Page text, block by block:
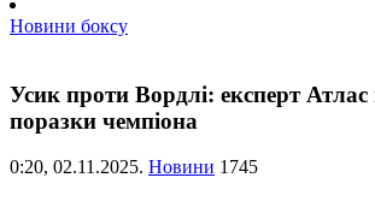
Новини боксу
Усик проти Вордлі: експерт
поразки чемпіона
0:20, 02.11.2025. Новини 1745